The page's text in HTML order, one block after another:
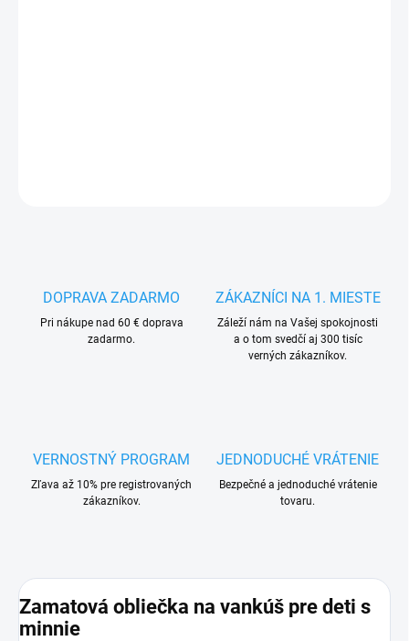
DOPRAVA ZADARMO
Pri nákupe nad 60 € doprava
zadarmo.
ZÁKAZNÍCI NA 1. MIESTE
Záleží nám na Vašej spokojnosti
a o tom svedčí aj 300 tisíc
verných zákazníkov.
VERNOSTNÝ PROGRAM
Zľava až 10% pre registrovaných
zákazníkov.
JEDNODUCHÉ VRÁTENIE
Bezpečné a jednoduché vrátenie
tovaru.
Zamatová obliečka na vankúš pre deti s
minnie